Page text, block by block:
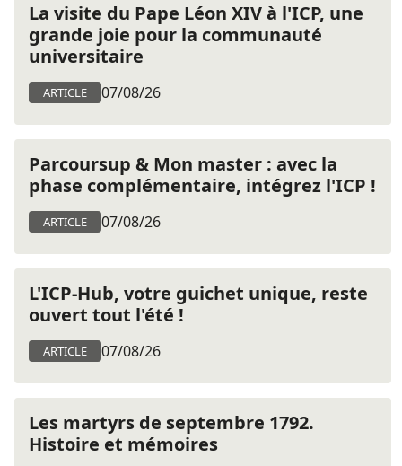
La visite du Pape Léon XIV à l'ICP, une
grande joie pour la communauté
universitaire
ARTICLE 07/08/26
Parcoursup & Mon master : avec la
phase complémentaire, intégrez l'ICP !
ARTICLE 07/08/26
L'ICP-Hub, votre guichet unique, reste
ouvert tout l'été !
ARTICLE 07/08/26
Les martyrs de septembre 1792.
Histoire et mémoires